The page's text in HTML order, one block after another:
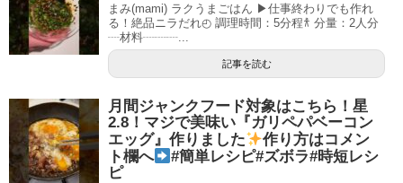
まみ(mami) ラクうまごはん ▶︎仕事終わりでも作れ
る！絶品ニラだれ◴ 調理時間：5分程𐀪 分量：2人分
┈材料┈┈┈...
記事を読む
月間ジャンクフード対象はこちら！星
2.8！マジで美味い『ガリペパベーコン
エッグ』作りました
作り方はコメン
ト欄へ
#簡単レシピ#ズボラ#時短レシ
ピ